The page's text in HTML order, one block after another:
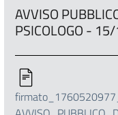
AVVISO
PSICOLOGO -